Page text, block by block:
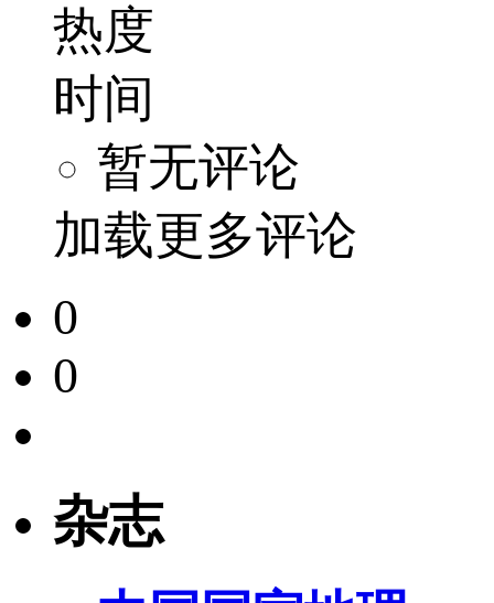
热度
时间
暂无评论
加载更多评论
0
0
杂志